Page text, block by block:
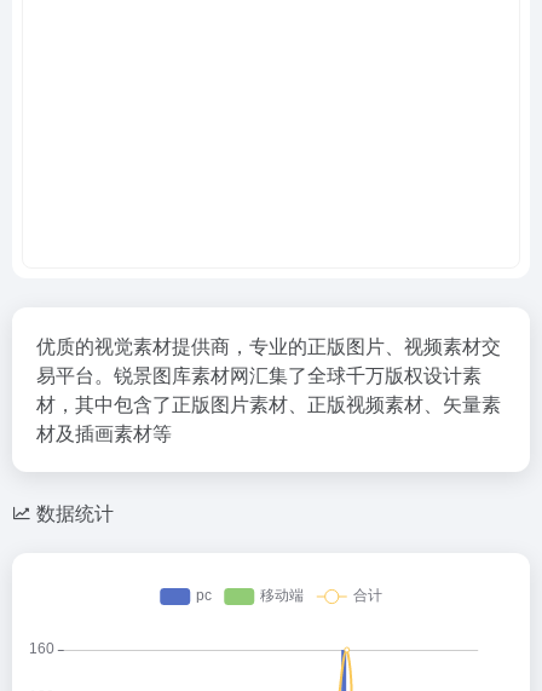
优质的视觉素材提供商，专业的正版图片、视频素材交
易平台。锐景图库素材网汇集了全球千万版权设计素
材，其中包含了正版图片素材、正版视频素材、矢量素
材及插画素材等
数据统计